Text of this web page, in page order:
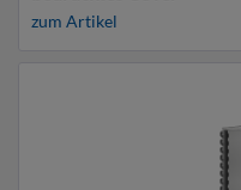
zum Artikel